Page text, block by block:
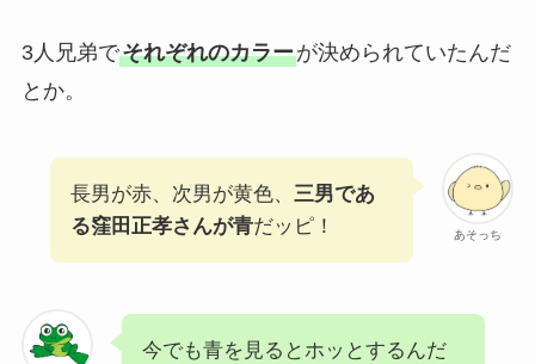
3人兄弟でそれぞれのカラーが決められていたんだ
とか。
あそっち
長男が赤、次男が黄色、 三男であ
る窪田正孝さんが青だッピ！
今でも青を見るとホッとするんだ